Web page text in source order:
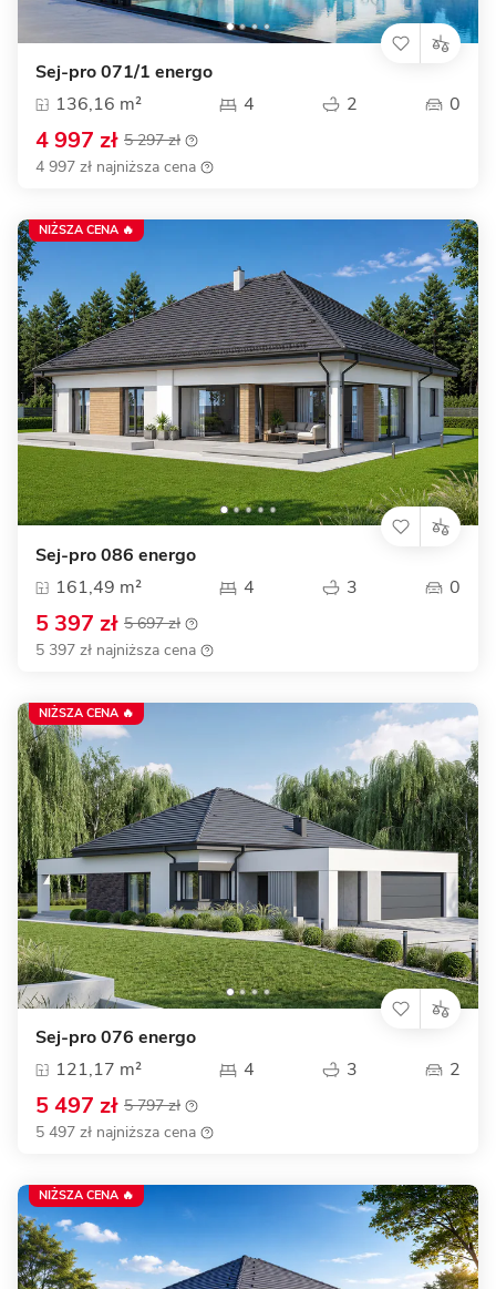
Sej-pro 071/1 energo
136,16 m²
4 2 0
4 997 zł 5 297 zł
4 997 zł najniższa cena
Sej-pro 086 energo
161,49 m²
4 3 0
5 397 zł 5 697 zł
5 397 zł najniższa cena
NIŻSZA CENA 🔥
Sej-pro 076 energo
121,17 m²
4 3 2
5 497 zł 5 797 zł
5 497 zł najniższa cena
NIŻSZA CENA 🔥
NIŻSZA CENA 🔥